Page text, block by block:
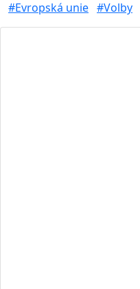
#Evropská unie #Volby